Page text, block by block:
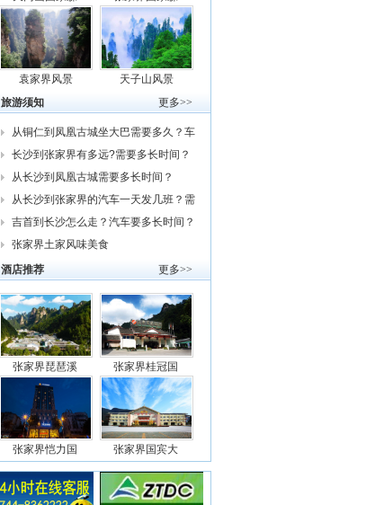
袁家界风景
天子山风景
更多>>
旅游须知
从铜仁到凤凰古城坐大巴需要多久？车
费
长沙到张家界有多远?需要多长时间？
从
从长沙到凤凰古城需要多长时间？
从长沙到张家界的汽车一天发几班？需
要
吉首到长沙怎么走？汽车要多长时间？
我
张家界土家风味美食
更多>>
酒店推荐
张家界琵琶溪 张家界桂冠国
张家界恺力国 张家界国宾大